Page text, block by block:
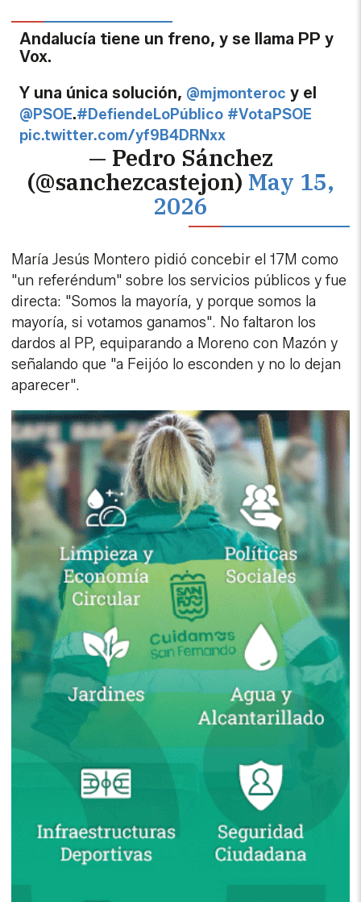
Andalucía tiene un freno, y se llama PP y
Vox.
Y una única solución, @mjmonteroc y el
@PSOE.#DefiendeLoPúblico #VotaPSOE
pic.twitter.com/yf9B4DRNxx
— Pedro Sánchez
(@sanchezcastejon) May 15,
2026
María Jesús Montero pidió concebir el 17M como
"un referéndum" sobre los servicios públicos y fue
directa: "Somos la mayoría, y porque somos la
mayoría, si votamos ganamos". No faltaron los
dardos al PP, equiparando a Moreno con Mazón y
señalando que "a Feijóo lo esconden y no lo dejan
aparecer".